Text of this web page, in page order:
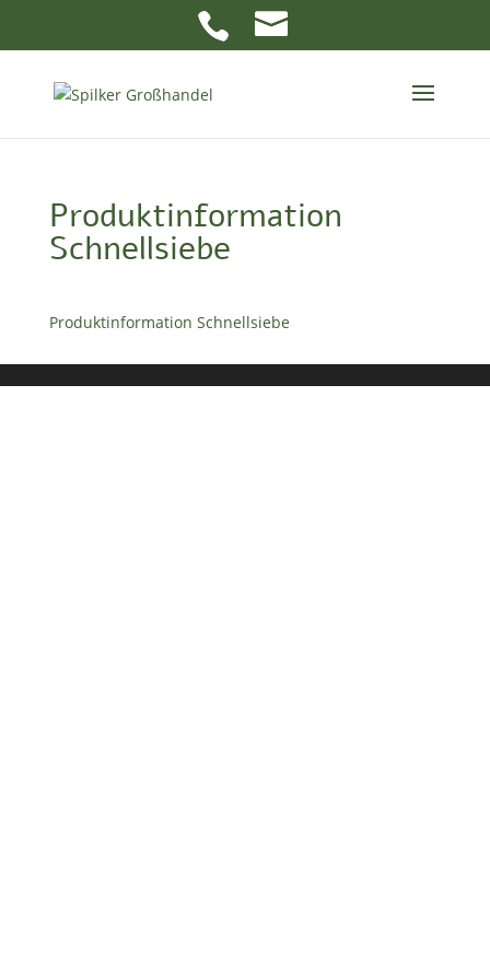
Produktinformation
Schnellsiebe
Produktinformation Schnellsiebe